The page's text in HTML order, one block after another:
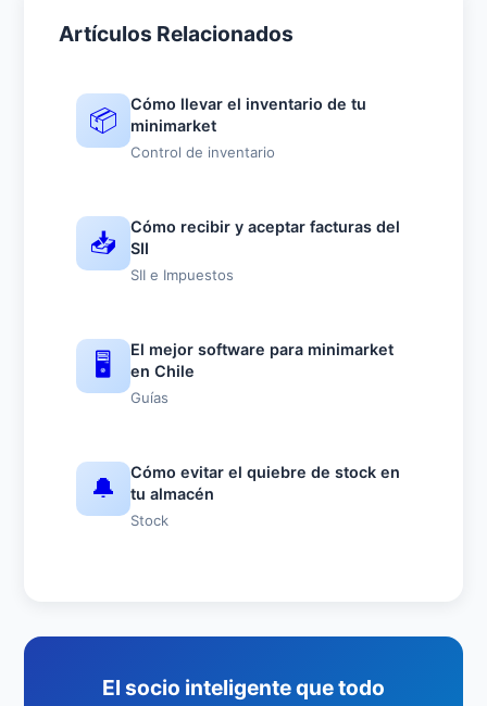
Artículos Relacionados
📦
Cómo llevar el inventario de tu
minimarket
Control de inventario
📥
Cómo recibir y aceptar facturas del
SII
SII e Impuestos
🖥️
El mejor software para minimarket
en Chile
Guías
🔔
Cómo evitar el quiebre de stock en
tu almacén
Stock
El socio inteligente que todo